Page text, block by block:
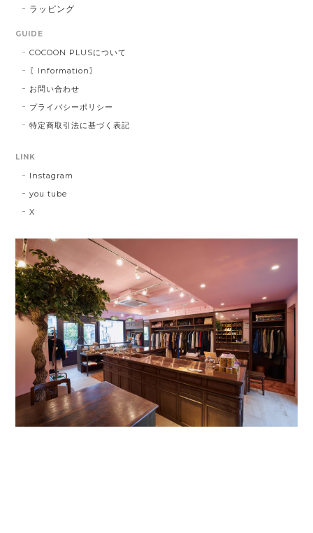
ラッピング
GUIDE
COCOON PLUSについて
〖Information〗
お問い合わせ
プライバシーポリシー
特定商取引法に基づく表記
LINK
Instagram
you tube
X